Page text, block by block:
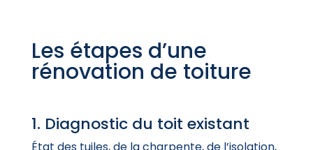
Les étapes d’une
rénovation de toiture
1. Diagnostic du toit existant